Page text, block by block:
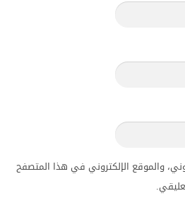
والموقع الإلكتروني في هذا المتصفح